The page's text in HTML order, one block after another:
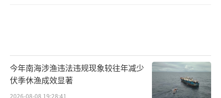
今年南海涉渔违法违规现象较往年减少
伏季休渔成效显著
2026-08-08 19:28:41